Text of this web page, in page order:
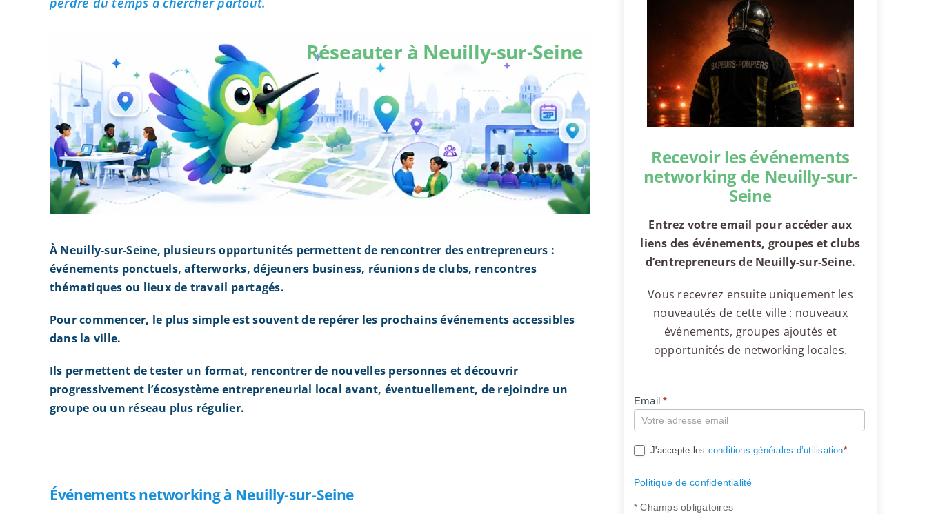
Réseauter à Neuilly-sur-Seine
À Neuilly-sur-Seine, plusieurs opportunités permettent de rencontrer des entrepreneurs :
événements ponctuels, afterworks, déjeuners business, réunions de clubs, rencontres
thématiques ou lieux de travail partagés.
Pour commencer, le plus simple est souvent de repérer les prochains événements accessibles
dans la ville.
Ils permettent de tester un format, rencontrer de nouvelles personnes et découvrir
progressivement l’écosystème entrepreneurial local avant, éventuellement, de rejoindre un
groupe ou un réseau plus régulier.
Événements networking à Neuilly-sur-Seine
Recevoir les événements
networking de Neuilly-sur-
Seine
Entrez votre email pour accéder aux
liens des événements, groupes et clubs
d’entrepreneurs de Neuilly-sur-Seine.
Vous recevrez ensuite uniquement les
nouveautés de cette ville : nouveaux
événements, groupes ajoutés et
opportunités de networking locales.
Compte
Email*
J'accepte les conditions générales d’utilisation*
Politique de confidentialité
* Champs obligatoires